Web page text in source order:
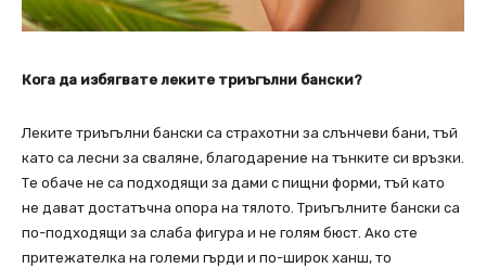
Кога да избягвате леките триъгълни бански?
Леките триъгълни бански са страхотни за слънчеви бани, тъй
като са лесни за сваляне, благодарение на тънките си връзки.
Те обаче не са подходящи за дами с пищни форми, тъй като
не дават достатъчна опора на тялото. Триъгълните бански са
по-подходящи за слаба фигура и не голям бюст. Ако сте
притежателка на големи гърди и по-широк ханш, то